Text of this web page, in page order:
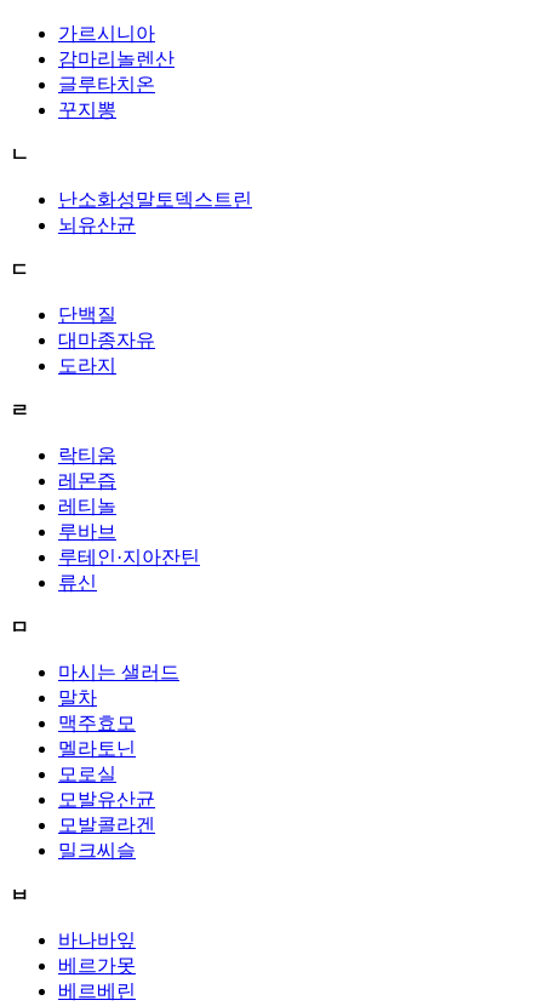
가르시니아
감마리놀렌산
글루타치온
꾸지뽕
ㄴ
난소화성말토덱스트린
뇌유산균
ㄷ
단백질
대마종자유
도라지
ㄹ
락티움
레몬즙
레티놀
루바브
루테인·지아잔틴
류신
ㅁ
마시는 샐러드
말차
맥주효모
멜라토닌
모로실
모발유산균
모발콜라겐
밀크씨슬
ㅂ
바나바잎
베르가못
베르베린